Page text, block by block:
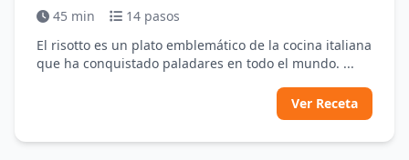
45 min
14 pasos
El risotto es un plato emblemático de la cocina italiana
que ha conquistado paladares en todo el mundo. ...
Ver Receta